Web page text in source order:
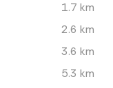
1.7 km
2.6 km
3.6 km
5.3 km